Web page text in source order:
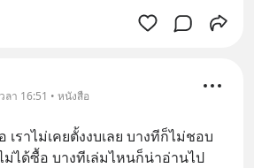
ลา 16:51 • หนังสือ
เราไม่เคยตั้งงบเลย บางทีก็ไม่ชอบ
ม่ได้ซื้อ บางทีเล่มไหนก็น่าอ่านไป